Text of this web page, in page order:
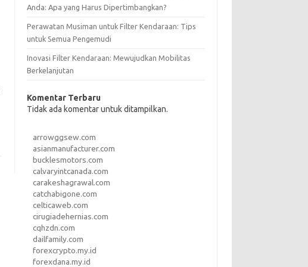
Anda: Apa yang Harus Dipertimbangkan?
Perawatan Musiman untuk Filter Kendaraan: Tips
untuk Semua Pengemudi
Inovasi Filter Kendaraan: Mewujudkan Mobilitas
Berkelanjutan
Komentar Terbaru
Tidak ada komentar untuk ditampilkan.
arrowggsew.com
asianmanufacturer.com
bucklesmotors.com
calvaryintcanada.com
carakeshagrawal.com
catchabigone.com
celticaweb.com
cirugiadehernias.com
cqhzdn.com
dailfamily.com
forexcrypto.my.id
forexdana.my.id